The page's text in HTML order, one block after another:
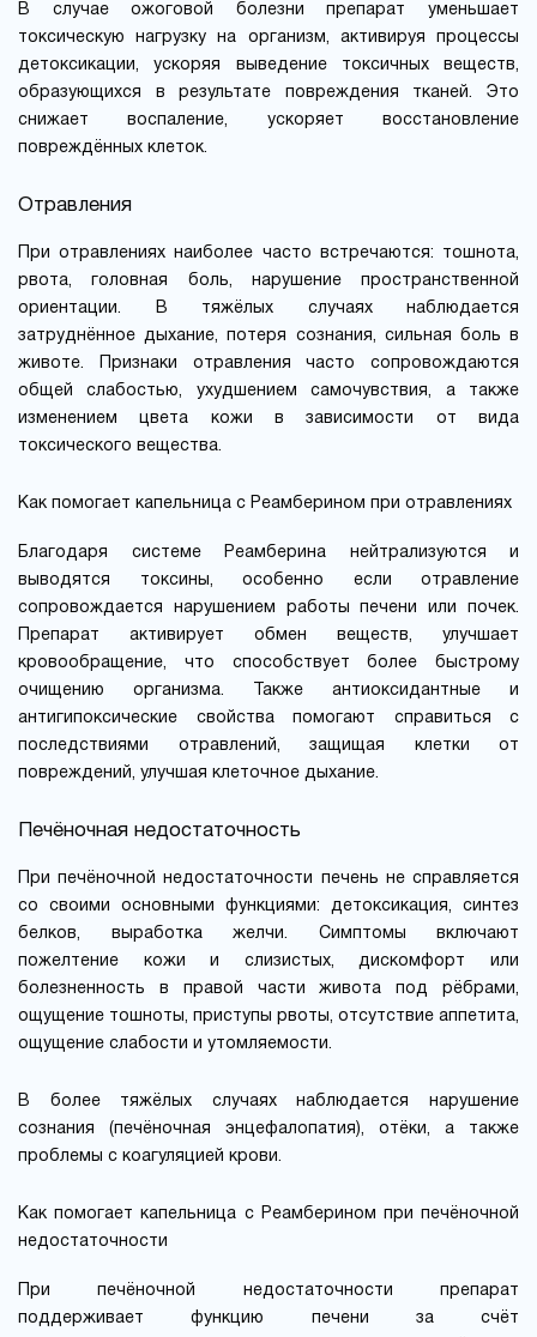
В случае ожоговой болезни препарат уменьшает
токсическую нагрузку на организм, активируя процессы
детоксикации, ускоряя выведение токсичных веществ,
образующихся в результате повреждения тканей. Это
снижает воспаление, ускоряет восстановление
повреждённых клеток.
Отравления
При отравлениях наиболее часто встречаются: тошнота,
рвота, головная боль, нарушение пространственной
ориентации. В тяжёлых случаях наблюдается
затруднённое дыхание, потеря сознания, сильная боль в
животе. Признаки отравления часто сопровождаются
общей слабостью, ухудшением самочувствия, а также
изменением цвета кожи в зависимости от вида
токсического вещества.
Как помогает капельница с Реамберином при отравлениях
Благодаря системе Реамберина нейтрализуются и
выводятся токсины, особенно если отравление
сопровождается нарушением работы печени или почек.
Препарат активирует обмен веществ, улучшает
кровообращение, что способствует более быстрому
очищению организма. Также антиоксидантные и
антигипоксические свойства помогают справиться с
последствиями отравлений, защищая клетки от
повреждений, улучшая клеточное дыхание.
Печёночная недостаточность
При печёночной недостаточности печень не справляется
со своими основными функциями: детоксикация, синтез
белков, выработка желчи. Симптомы включают
пожелтение кожи и слизистых, дискомфорт или
болезненность в правой части живота под рёбрами,
ощущение тошноты, приступы рвоты, отсутствие аппетита,
ощущение слабости и утомляемости.
В более тяжёлых случаях наблюдается нарушение
сознания (печёночная энцефалопатия), отёки, а также
проблемы с коагуляцией крови.
Как помогает капельница с Реамберином при печёночной
недостаточности
При печёночной недостаточности препарат
поддерживает функцию печени за счёт